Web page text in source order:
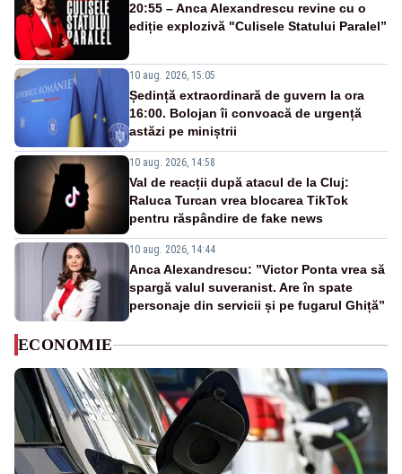
20:55 – Anca Alexandrescu revine cu o
ediție explozivă "Culisele Statului Paralel”
10 aug. 2026, 15:05
Ședință extraordinară de guvern la ora
16:00. Bolojan îi convoacă de urgență
astăzi pe miniștrii
10 aug. 2026, 14:58
Val de reacții după atacul de la Cluj:
Raluca Turcan vrea blocarea TikTok
pentru răspândire de fake news
10 aug. 2026, 14:44
Anca Alexandrescu: ”Victor Ponta vrea să
spargă valul suveranist. Are în spate
personaje din servicii și pe fugarul Ghiță”
ECONOMIE